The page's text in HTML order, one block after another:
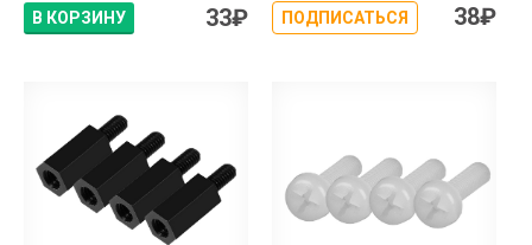
В КОРЗИНУ 33₽ ПОДПИСАТЬСЯ 38₽